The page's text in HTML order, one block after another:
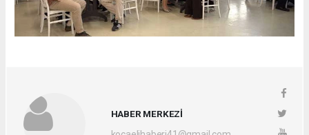
HABER MERKEZİ